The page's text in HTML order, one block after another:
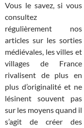
Vous le savez, si vous
consultez
régulièrement nos
articles sur les sorties
médiévales, les villes et
villages de France
rivalisent de plus en
plus d’originalité et ne
lésinent souvent pas
sur les moyens quand il
s’agit de créer des